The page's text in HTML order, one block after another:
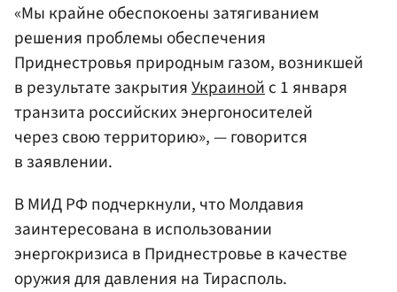
«Мы крайне обеспокоены затягиванием
решения проблемы обеспечения
Приднестровья природным газом, возникшей
в результате закрытияУкраинойс 1 января
транзита российских энергоносителей
через свою территорию», — говорится
в заявлении.
В МИД РФ подчеркнули, что Молдавия
заинтересована в использовании
энергокризиса в Приднестровье в качестве
оружия для давления на Тирасполь.